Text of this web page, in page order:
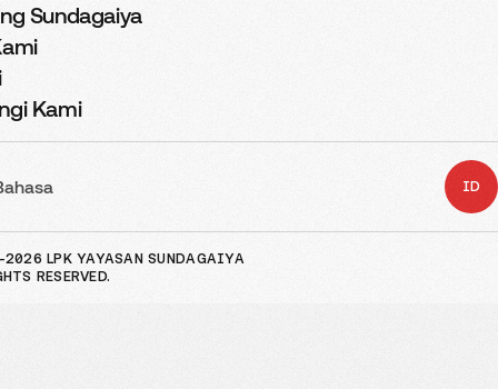
Sundagaiya
Kami
ID
LPK YAYASAN SUNDAGAIYA
RESERVED.